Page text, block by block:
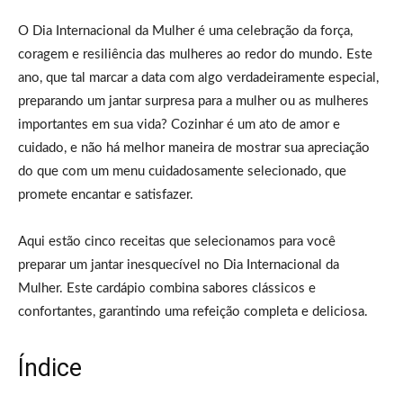
O Dia Internacional da Mulher é uma celebração da força,
coragem e resiliência das mulheres ao redor do mundo. Este
ano, que tal marcar a data com algo verdadeiramente especial,
preparando um jantar surpresa para a mulher ou as mulheres
importantes em sua vida? Cozinhar é um ato de amor e
cuidado, e não há melhor maneira de mostrar sua apreciação
do que com um menu cuidadosamente selecionado, que
promete encantar e satisfazer.
Aqui estão cinco receitas que selecionamos para você
preparar um jantar inesquecível no Dia Internacional da
Mulher. Este cardápio combina sabores clássicos e
confortantes, garantindo uma refeição completa e deliciosa.
Índice